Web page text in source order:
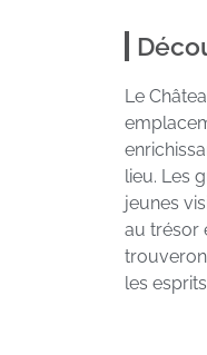
Le
lieu. Les
jeunes
au trésor
les